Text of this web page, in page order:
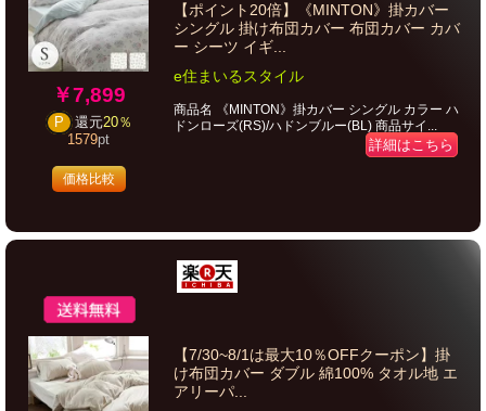
￥7,899
P 還元20％
1579pt
価格比較
【ポイント20倍】《MINTON》掛カバー
シングル 掛け布団カバー 布団カバー カバ
ー シーツ イギ...
e住まいるスタイル
商品名 《MINTON》掛カバー シングル カラー ハ
ドンローズ(RS)/ハドンブルー(BL) 商品サイ...
詳細はこちら
【7/30~8/1は最大10％OFFクーポン】掛
け布団カバー ダブル 綿100% タオル地 エ
アリーパ...